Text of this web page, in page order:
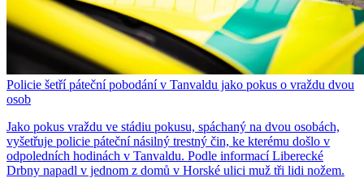
Policie šetří páteční pobodání v Tanvaldu jako pokus o vraždu dvou
osob
Jako pokus vraždu ve stádiu pokusu, spáchaný na dvou osobách,
vyšetřuje policie páteční násilný trestný čin, ke kterému došlo v
odpoledních hodinách v Tanvaldu. Podle informací Liberecké
Drbny napadl v jednom z domů v Horské ulici muž tři lidi nožem.